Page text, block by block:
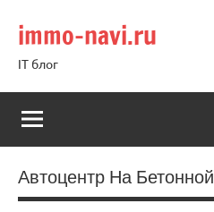
содержимому
immo-navi.ru
IT блог
Автоцентр На Бетонной